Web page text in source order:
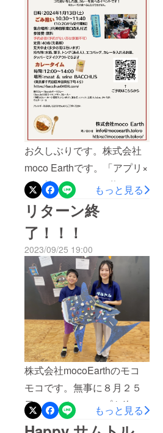
お久しぶりです。株式会社
moco Earthです。「アプリ×
ゴミ拾い×アートの遊びで海
を守ろう！！！」にご支援
いただき誠にありがとうご
ざいます。皆様のおかげで
SAMURAI TRUSH〜スピリ
チュアル・ワールド〜を成
功することができました。
そして、今回「SAMURAI
TRUSH＋誰でも食堂」のク
ラウドファンディングを
行っております。ご支援・
ご協力よろしくお願いしま
す。また、周りの方に告知
よろしくお願いします。イ
ベント内容としましては、
もっと見る
リターン終
了！！！
2023/09/25 19:00
株式会社mocoEarthのモコ
モコです。無事に８月２５
日のワークショップを終え
て、全てのリターンを終了
もっと見る